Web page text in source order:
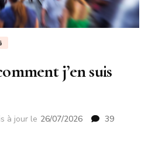
j’en suis
à jour le 26/07/2026
39